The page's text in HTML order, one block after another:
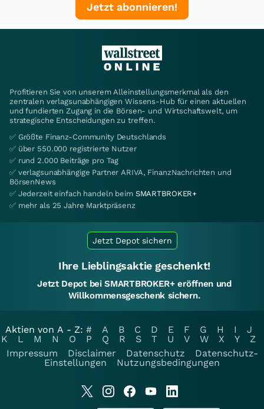
Jetzt abonnieren!
Profitieren Sie von unserem Alleinstellungsmerkmal als den
zentralen verlagsunabhängigen Wissens-Hub für einen aktuellen
und fundierten Zugang in die Börsen- und Wirtschaftswelt, um
strategische Entscheidungen zu treffen.
✅ Größte Finanz-Community Deutschlands
✅ über 550.000 registrierte Nutzer
✅ rund 2.000 Beiträge pro Tag
✅ verlagsunabhängige Partner ARIVA, FinanzNachrichten und
BörsenNews
✅ Jederzeit einfach handeln beim SMARTBROKER+
✅ mehr als 25 Jahre Marktpräsenz
Jetzt Depot sichern
Ihre Lieblingsaktie geschenkt!
Jetzt Depot bei SMARTBROKER+ eröffnen und
Willkommensgeschenk sichern.
Aktien von A - Z: # A B C D E F G H I
J
K
L M N O P Q R S T U V W X Y
Z
Impressum
Disclaimer Datenschutz
Datenschutz-
Einstellungen
Nutzungsbedingungen